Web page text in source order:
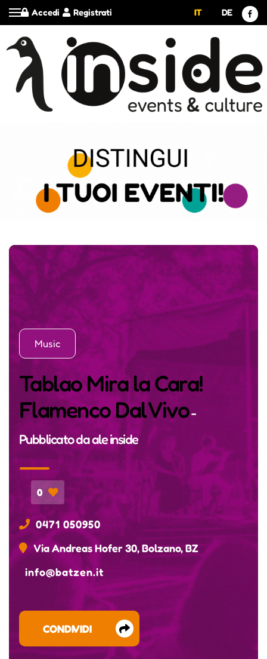
Registrati
Accedi IT DE
Music
Tablao Mira la Cara!
Flamenco Dal Vivo-
Pubblicato daale inside
0
0471 050950
Via Andreas Hofer 30, Bolzano, BZ
info@batzen.it
CONDIVIDI